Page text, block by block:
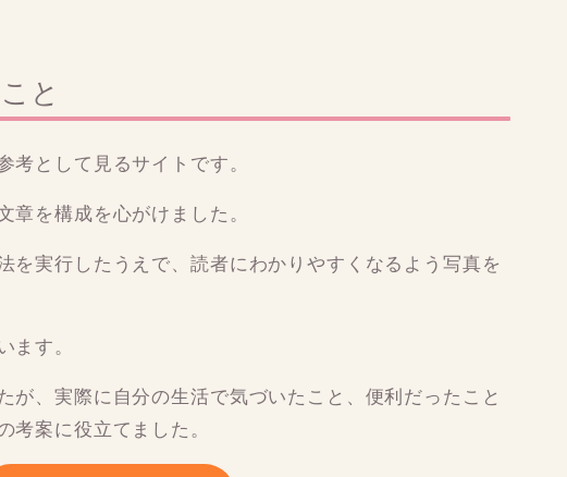
と
考として見るサイトです。
章を構成を心がけました。
を実行したうえで、読者にわかりやすくなるよう写真を
ます。
が、実際に自分の生活で気づいたこと、便利だったこと
考案に役立てました。